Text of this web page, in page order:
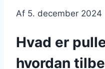
Af 5. december 2024
Hvad er
hvordan